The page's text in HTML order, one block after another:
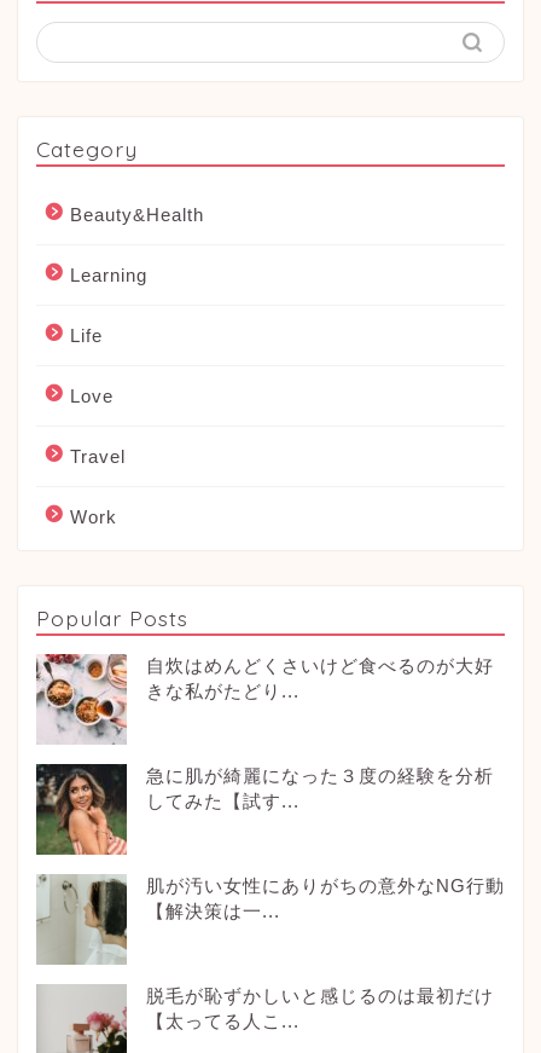
Category
Beauty&Health
Learning
Life
Love
Travel
Work
Popular Posts
自炊はめんどくさいけど食べるのが大好
きな私がたどり...
急に肌が綺麗になった３度の経験を分析
してみた【試す...
肌が汚い女性にありがちの意外なNG行動
【解決策は一...
脱毛が恥ずかしいと感じるのは最初だけ
【太ってる人こ...